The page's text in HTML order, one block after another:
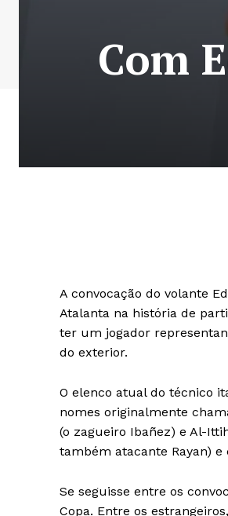
Com
A convocação do volante
Atalanta na história de
ter um jogador
do exterior.
O elenco atual do técnico
nomes originalmente
(o zagueiro Ibañez) e Al-
também atacante Rayan)
Se seguisse entre os
Copa. Entre os